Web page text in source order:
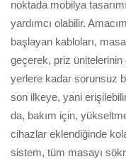
noktada mobilya
yardımcı olabilir.
başlayan kabloları,
geçerek, priz
yerlere kadar sorunsuz
son ilkeye, yani
da, bakım için,
cihazlar eklendiğinde
sistem, tüm masayı